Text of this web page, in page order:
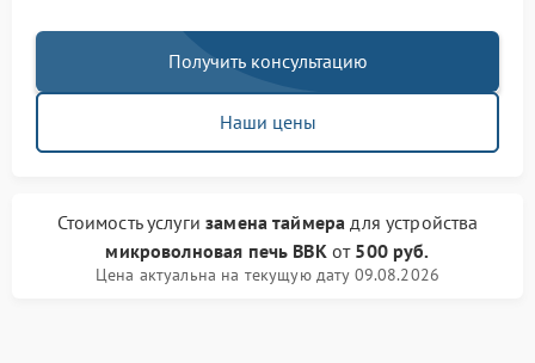
Получить консультацию
Наши цены
Стоимость услугизамена таймера для устройства
микроволновая печь BBKот 500 руб.
Цена актуальна на текущую дату 09.08.2026